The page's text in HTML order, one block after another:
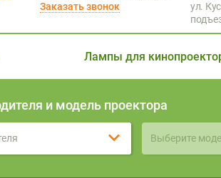
Заказать звонок
ул.
Лампы для
и модель проектора
Выберите